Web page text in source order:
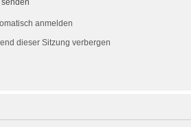
anmelden
dieser Sitzung verbergen